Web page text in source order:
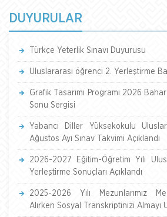
DUYURULAR
Türkçe Yeterlik Sınavı Duyurusu
Uluslararası öğrenci 2. Yerleştirme
Grafik Tasarımı Programı 2026
Sonu Sergisi
Yabancı Diller Yüksekokulu
Ağustos Ayı Sınav Takvimi Açıklandı
2026-2027 Eğitim-Öğretim Yılı
Yerleştirme Sonuçları Açıklandı
2025-2026 Yılı Mezunlarımız
Alırken Sosyal Transkriptinizi Almayı